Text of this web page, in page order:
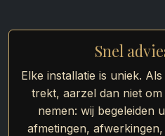
Snel
Elke installatie is uniek.
trekt, aarzel dan niet
nemen: wij begeleiden
afmetingen,